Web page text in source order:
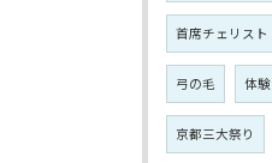
首席チェリスト
弓の毛 体験
京都三大祭り